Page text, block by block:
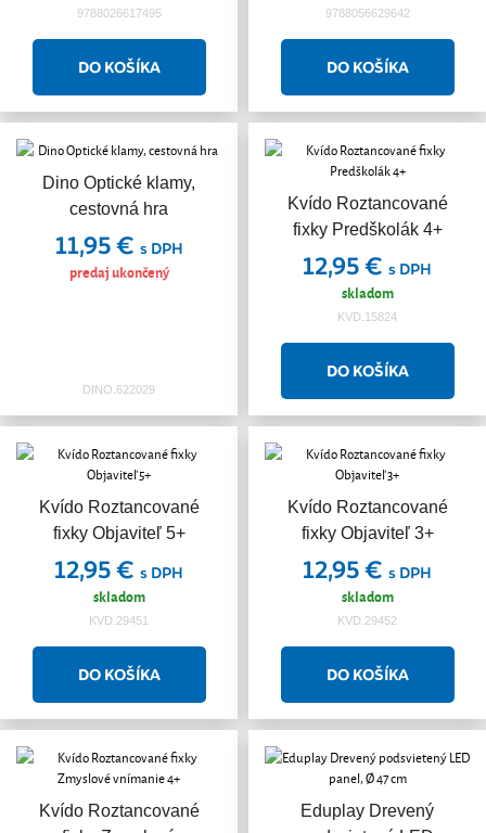
9788026617495 9788056629642
Dino Optické klamy,
cestovná hra
11,95 € s DPH
predaj ukončený
DINO.622029
Kvído Roztancované
fixky Predškolák 4+
12,95 € s DPH
skladom
KVD.15824
Kvído Roztancované
fixky Objaviteľ 5+
12,95 € s DPH
skladom
KVD.29451
Kvído Roztancované
fixky Objaviteľ 3+
12,95 € s DPH
skladom
KVD.29452
Kvído Roztancované
Eduplay Drevený